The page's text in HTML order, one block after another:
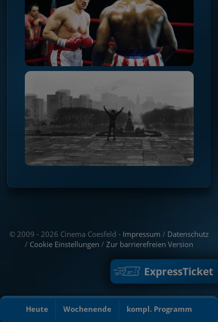
Heute Wochenende kompl. Programm
ExpressTicket
© 2009 - 2026 Cinema Coesfeld - Impressum / Datenschutz
/ Cookie Einstellungen / Zur barrierefreien Version